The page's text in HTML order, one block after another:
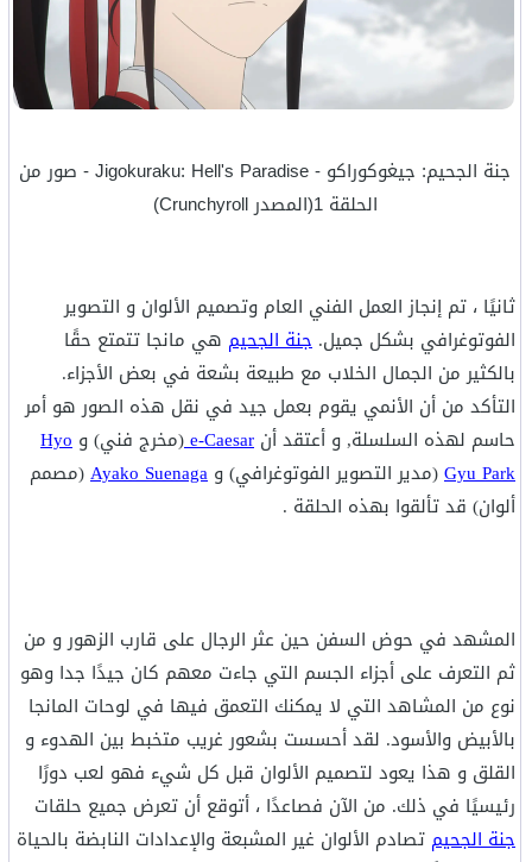
جنة الجحيم: جيغوكوراكو - Jigokuraku: Hell's Paradise - صور من
الحلقة 1(المصدر Crunchyroll)
ثانيًا ، تم إنجاز العمل الفني العام وتصميم الألوان و التصوير
الفوتوغرافي بشكل جميل. جنة الجحيم هي مانجا تتمتع حقًا
بالكثير من الجمال الخلاب مع طبيعة بشعة في بعض الأجزاء.
التأكد من أن الأنمي يقوم بعمل جيد في نقل هذه الصور هو أمر
حاسم لهذه السلسلة, و أعتقد أن e-Caesar(مخرج فني) و Hyo
Gyu Park(مدير التصوير الفوتوغرافي) و Ayako Suenaga(مصمم
ألوان) قد تألقوا بهذه الحلقة .
المشهد في حوض السفن حين عثر الرجال على قارب الزهور و من
ثم التعرف على أجزاء الجسم التي جاءت معهم كان جيدًا جدا وهو
نوع من المشاهد التي لا يمكنك التعمق فيها في لوحات المانجا
بالأبيض والأسود. لقد أحسست بشعور غريب متخبط بين الهدوء و
القلق و هذا يعود لتصميم الألوان قبل كل شيء فهو لعب دورًا
رئيسيًا في ذلك. من الآن فصاعدًا ، أتوقع أن تعرض جميع حلقات
جنة الجحيم تصادم الألوان غير المشبعة والإعدادات النابضة بالحياة